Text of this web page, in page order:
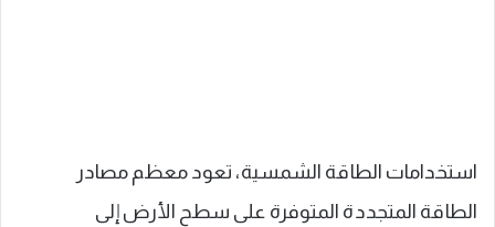
استخدامات الطاقة الشمسية، تعود معظم مصادر
الطاقة المتجددة المتوفرة على سطح الأرض إلى